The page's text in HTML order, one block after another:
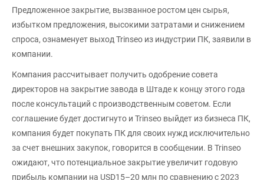
Предложенное закрытие, вызванное ростом цен сырья,
избытком предложения, высокими затратами и снижением
спроса, ознаменует выход Trinseo из индустрии ПК, заявили в
компании.
Компания рассчитывает получить одобрение совета
директоров на закрытие завода в Штаде к концу этого года
после консультаций с производственным советом. Если
соглашение будет достигнуто и Trinseo выйдет из бизнеса ПК,
компания будет покупать ПК для своих нужд исключительно
за счет внешних закупок, говорится в сообщении. В Trinseo
ожидают, что потенциальное закрытие увеличит годовую
прибыль компании на USD15–20 млн по сравнению с 2023